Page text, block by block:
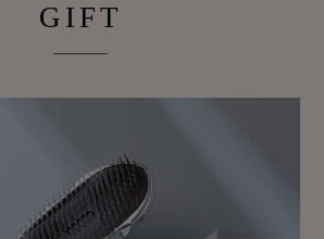
GIFT